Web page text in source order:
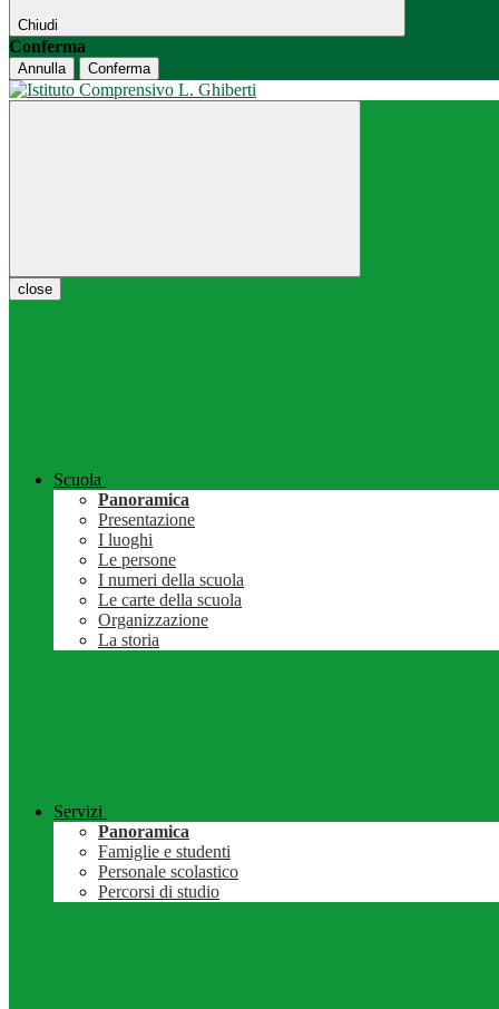
Chiudi
Conferma
Annulla Conferma
close
Scuola
Panoramica
Presentazione
I luoghi
Le persone
I numeri della scuola
Le carte della scuola
Organizzazione
La storia
Servizi
Panoramica
Famiglie e studenti
Personale scolastico
Percorsi di studio